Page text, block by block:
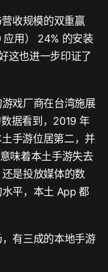
收规模的双重赢
用） 24% 的安装
这也进一步印证了
戏厂商在台湾施展
据看到，2019 年
手游位居第二，并
味着本土手游失去
是投放媒体的数
平，本土 App 都
有三成的本地手游